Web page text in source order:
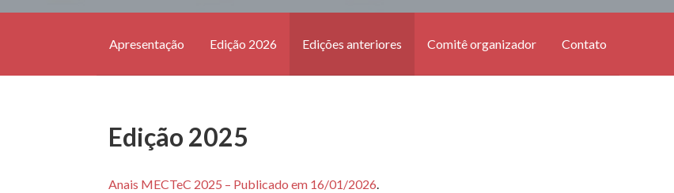
Apresentação Edição 2026 Edições anteriores Comitê organizador Contato
Edição 2025
Anais MECTeC 2025 – Publicado em 16/01/2026.